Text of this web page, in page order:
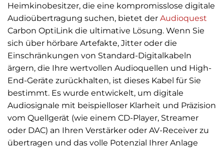
Heimkinobesitzer, die eine kompromisslose digitale
Audioübertragung suchen, bietet der Audioquest
Carbon OptiLink die ultimative Lösung. Wenn Sie
sich über hörbare Artefakte, Jitter oder die
Einschränkungen von Standard-Digitalkabeln
ärgern, die Ihre wertvollen Audioquellen und High-
End-Geräte zurückhalten, ist dieses Kabel für Sie
bestimmt. Es wurde entwickelt, um digitale
Audiosignale mit beispielloser Klarheit und Präzision
vom Quellgerät (wie einem CD-Player, Streamer
oder DAC) an Ihren Verstärker oder AV-Receiver zu
übertragen und das volle Potenzial Ihrer Anlage